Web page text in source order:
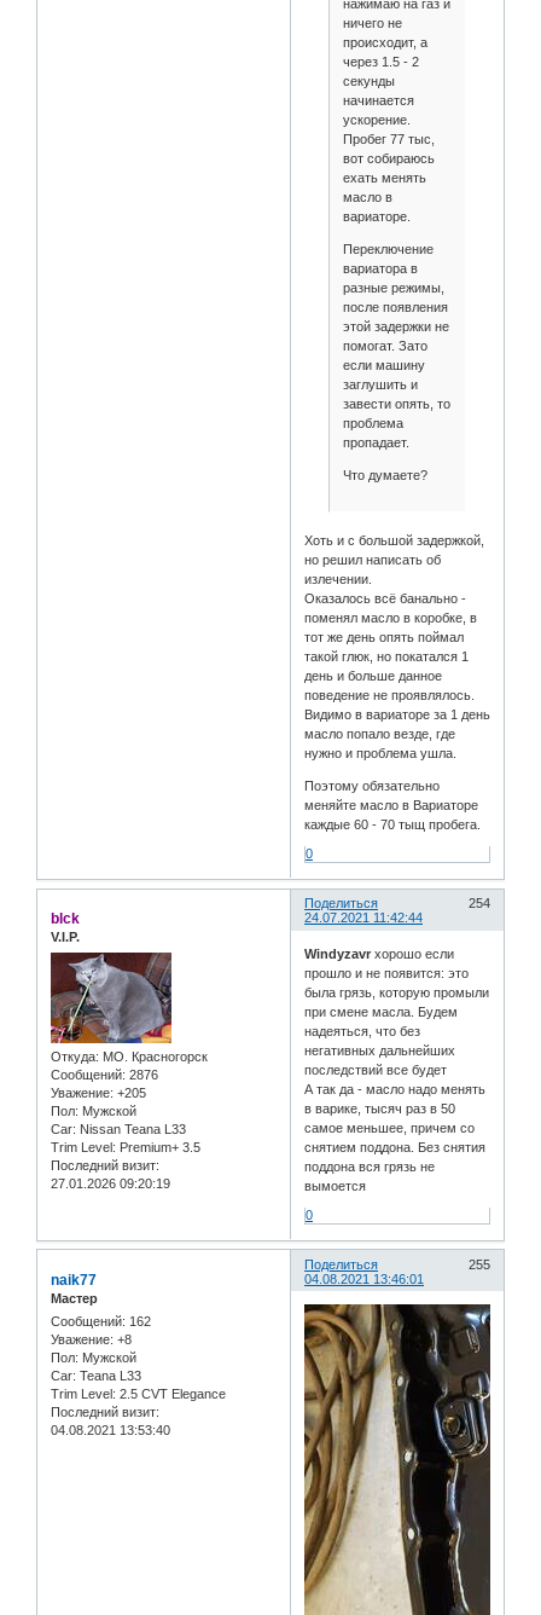
нажимаю на газ и
ничего не
происходит, а
через 1.5 - 2
секунды
начинается
ускорение.
Пробег 77 тыс,
вот собираюсь
ехать менять
масло в
вариаторе.
Переключение
вариатора в
разные режимы,
после появления
этой задержки не
помогат. Зато
если машину
заглушить и
завести опять, то
проблема
пропадает.
Что думаете?
Хоть и с большой задержкой,
но решил написать об
излечении.
Оказалось всё банально -
поменял масло в коробке, в
тот же день опять поймал
такой глюк, но покатался 1
день и больше данное
поведение не проявлялось.
Видимо в вариаторе за 1 день
масло попало везде, где
нужно и проблема ушла.
Поэтому обязательно
меняйте масло в Вариаторе
каждые 60 - 70 тыщ пробега.
0
Поделиться
254
24.07.2021 11:42:44
blck
V.I.P.
Откуда: МО. Красногорск
Сообщений: 2876
Уважение: +205
Пол: Мужской
Car: Nissan Teana L33
Trim Level: Premium+ 3.5
Последний визит:
27.01.2026 09:20:19
Windyzavr хорошо если
прошло и не появится: это
была грязь, которую промыли
при смене масла. Будем
надеяться, что без
негативных дальнейших
последствий все будет
А так да - масло надо менять
в варике, тысяч раз в 50
самое меньшее, причем со
снятием поддона. Без снятия
поддона вся грязь не
вымоется
0
Поделиться
255
04.08.2021 13:46:01
naik77
Мастер
Сообщений: 162
Уважение: +8
Пол: Мужской
Car: Teana L33
Trim Level: 2.5 CVT Elegance
Последний визит:
04.08.2021 13:53:40